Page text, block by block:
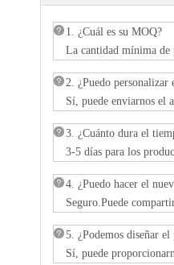
1. ¿Cuál es su MOQ?
La cantidad mínima de
2. ¿Puedo
Sí, puede enviarnos el
3. ¿Cuánto dura el
3-5 días para los
4. ¿Puedo hacer el
Seguro.Puede
5. ¿Podemos diseñar
Sí, puede